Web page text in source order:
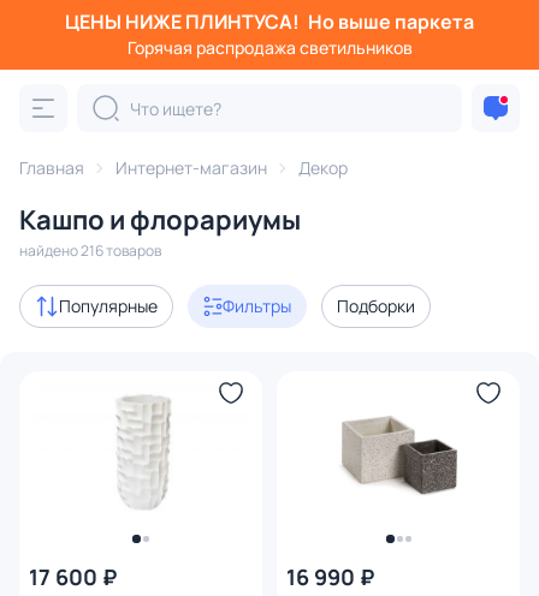
ЦЕНЫ НИЖЕ ПЛИНТУСА! Но выше паркета
Горячая распродажа светильников
Главная Интернет-магазин Декор
Кашпо и флорариумы
найдено 216 товаров
Популярные Фильтры Подборки
17 600 ₽ 16 990 ₽
Фильтры
Категория: Кашпо и флорариумы
кашпо флорариумы горшки
Акции 44
В наличии 111
Бренд